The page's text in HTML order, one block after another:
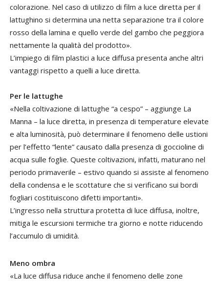
colorazione. Nel caso di utilizzo di film a luce diretta per il
lattughino si determina una netta separazione tra il colore
rosso della lamina e quello verde del gambo che peggiora
nettamente la qualità del prodotto».
L’impiego di film plastici a luce diffusa presenta anche altri
vantaggi rispetto a quelli a luce diretta.
Per le lattughe
«Nella coltivazione di lattughe “a cespo” – aggiunge La
Manna – la luce diretta, in presenza di temperature elevate
e alta luminosità, può determinare il fenomeno delle ustioni
per l’effetto “lente” causato dalla presenza di goccioline di
acqua sulle foglie. Queste coltivazioni, infatti, maturano nel
periodo primaverile – estivo quando si assiste al fenomeno
della condensa e le scottature che si verificano sui bordi
fogliari costituiscono difetti importanti».
L’ingresso nella struttura protetta di luce diffusa, inoltre,
mitiga le escursioni termiche tra giorno e notte riducendo
l’accumulo di umidità.
Meno ombra
«La luce diffusa riduce anche il fenomeno delle zone